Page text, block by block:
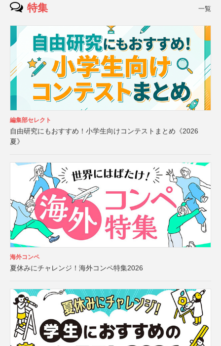
特集 一覧
編集部セレクト
自由研究にもおすすめ！小学生向けコンテストまとめ《2026
夏》
海外コンペ
夏休みにチャレンジ！海外コンペ特集2026